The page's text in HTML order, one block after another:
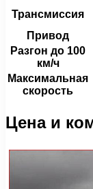
Трансмиссия
Привод
Разгон до 100
км/ч
Максимальная
скорость
Цена и